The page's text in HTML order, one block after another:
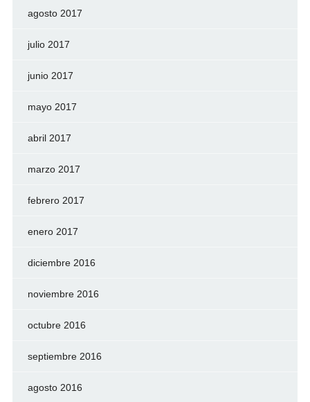
agosto 2017
julio 2017
junio 2017
mayo 2017
abril 2017
marzo 2017
febrero 2017
enero 2017
diciembre 2016
noviembre 2016
octubre 2016
septiembre 2016
agosto 2016